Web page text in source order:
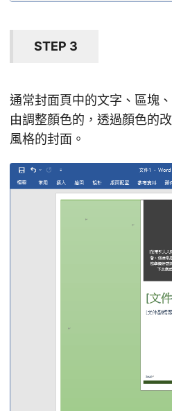
STEP 3
通常封面頁中的文字、區塊
由調整顏色的，透過顏色的
風格的封面。